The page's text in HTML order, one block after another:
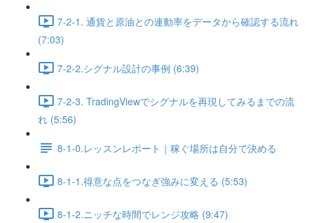
7-2-1. 通貨と原油との連動率をデータから確認する流れ
(7:03)
7-2-2.シグナル設計の事例 (6:39)
7-2-3. TradingViewでシグナルを再現してみるまでの流
れ (5:56)
8-1-0.レッスンレポート｜稼ぐ場所は自分で決める
8-1-1.得意な点をつなぎ強みに変える (5:53)
8-1-2.ニッチな時間でレンジ攻略 (9:47)